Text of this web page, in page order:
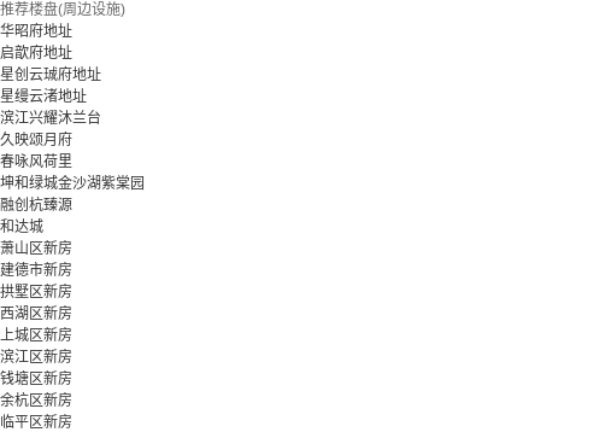
推荐楼盘(周边设施)
华昭府地址
启歆府地址
星创云珹府地址
星缦云渚地址
滨江兴耀沐兰台
久映颂月府
春咏风荷里
坤和绿城金沙湖紫棠园
融创杭臻源
和达城
萧山区新房
建德市新房
拱墅区新房
西湖区新房
上城区新房
滨江区新房
钱塘区新房
余杭区新房
临平区新房